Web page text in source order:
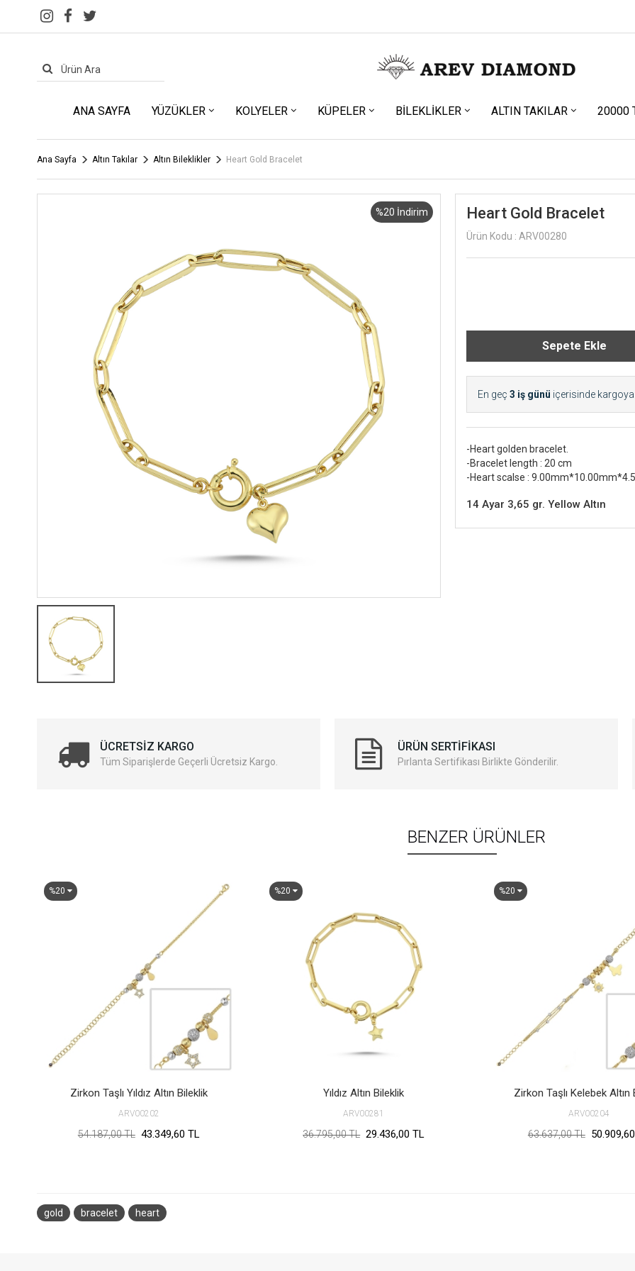
ANA SAYFA YÜZÜKLER KOLYELER KÜPELER BILEKLIKLER ALTIN TAKILAR 20000
Ana Sayfa Altın Takılar Altın Bileklikler Heart Gold Bracelet
%20 İndirim Heart Gold Bracelet
Ürün Kodu : ARV00280
En geç 3 iş günü içerisinde kargoya
-Heart golden bracelet.
-Bracelet length : 20 cm
-Heart scalse :
14 Ayar 3,65 gr. Yellow Altın
ÜCRETSIZ KARGO
Tüm Siparişlerde Geçerli Ücretsiz Kargo.
ÜRÜN SERTIFIKASI
Pırlanta Sertifikası Birlikte Gönderilir.
BENZER ÜRÜNLER
%20
Zirkon Taşlı Yıldız Altın Bileklik
ARV00202
54.187,00 TL 43.349,60 TL
%20
Yıldız Altın Bileklik
ARV00281
36.795,00 TL 29.436,00 TL
%20
Zirkon Taşlı Kelebek Altın
ARV00204
63.637,00 TL
gold bracelet heart